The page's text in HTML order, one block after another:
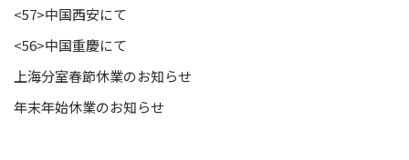
<57>中国西安にて
<56>中国重慶にて
上海分室春節休業のお知らせ
年末年始休業のお知らせ